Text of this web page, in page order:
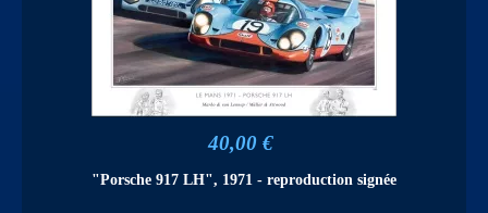
40,00 €
"Porsche 917 LH", 1971 - reproduction signée